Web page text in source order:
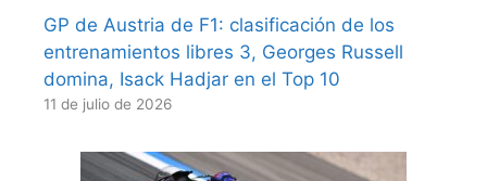
GP de Austria de F1: clasificación de los
entrenamientos libres 3, Georges Russell
domina, Isack Hadjar en el Top 10
11 de julio de 2026